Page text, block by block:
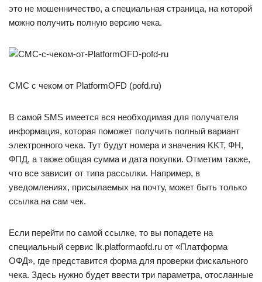
это не мошенничество, а специальная страница, на которой
можно получить полную версию чека.
СМС с чеком от PlatformOFD (pofd.ru)
В самой SMS имеется вся необходимая для получателя
информация, которая поможет получить полный вариант
электронного чека. Тут будут номера и значения KKT, ФН,
ФПД, а также общая сумма и дата покупки. Отметим также,
что все зависит от типа рассылки. Например, в
уведомлениях, присылаемых на почту, может быть только
ссылка на сам чек.
Если перейти по самой ссылке, то вы попадете на
специальный сервис lk.platformaofd.ru от «Платформа
ОФД», где представится форма для проверки фискального
чека. Здесь нужно будет ввести три параметра, отосланные